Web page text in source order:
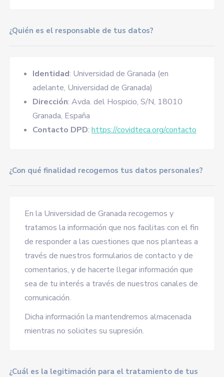
¿Quién es el responsable de tus datos?
Identidad: Universidad de Granada (en
adelante, Universidad de Granada)
Dirección: Avda. del Hospicio, S/N, 18010
Granada, España
Contacto DPD: https://covidteca.org/contacto
¿Con qué finalidad recogemos tus datos personales?
En la Universidad de Granada recogemos y
tratamos la información que nos facilitas con el fin
de responder a las cuestiones que nos planteas a
través de nuestros formularios de contacto y de
comentarios, y de hacerte llegar información que
sea de tu interés a través de nuestros canales de
comunicación.
Dicha información la mantendremos almacenada
mientras no solicites su supresión.
¿Cuál es la legitimación para el tratamiento de tus